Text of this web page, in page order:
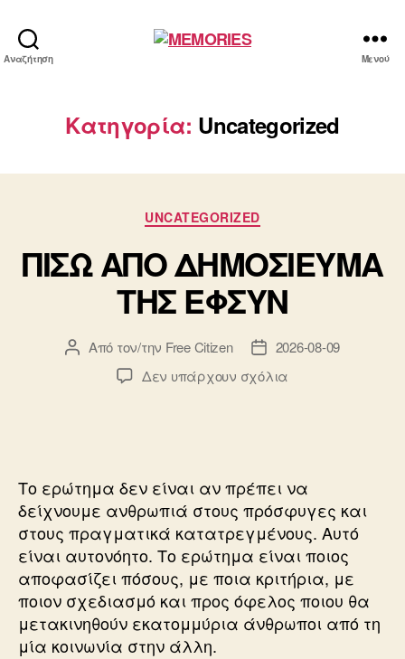
Αναζήτηση Μενού
Κατηγορία: Uncategorized
Κατηγορίες
UNCATEGORIZED
ΠΙΣΩ ΑΠΟ ΔΗΜΟΣΙΕΥΜΑ
ΤΗΣ ΕΦΣΥΝ
Συντάκτης
άρθρου
Από τον/την Free Citizen
Ημ.
δημοσίευσης
2026-08-09
Δεν υπάρχουν σχόλια
Το ερώτημα δεν είναι αν πρέπει να
δείχνουμε ανθρωπιά στους πρόσφυγες και
στους πραγματικά κατατρεγμένους. Αυτό
είναι αυτονόητο. Το ερώτημα είναι ποιος
αποφασίζει πόσους, με ποια κριτήρια, με
ποιον σχεδιασμό και προς όφελος ποιου θα
μετακινηθούν εκατομμύρια άνθρωποι από τη
μία κοινωνία στην άλλη.